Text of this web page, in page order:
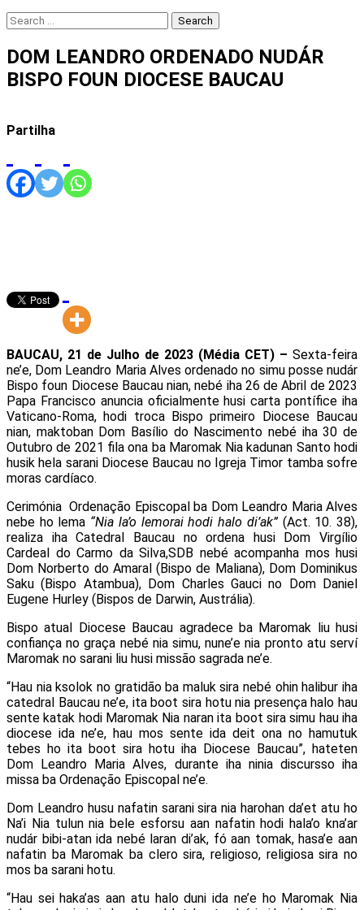
Search
for:
DOM LEANDRO ORDENADO NUDÁR
BISPO FOUN DIOCESE BAUCAU
Partilha
BAUCAU, 21 de Julho de 2023 (Média CET) – Sexta-feira
ne’e, Dom Leandro Maria Alves ordenado no simu posse nudár
Bispo foun Diocese Baucau nian, nebé iha 26 de Abril de 2023
Papa Francisco anuncia oficialmente husi carta pontífice iha
Vaticano-Roma, hodi troca Bispo primeiro Diocese Baucau
nian, maktoban Dom Basílio do Nascimento nebé iha 30 de
Outubro de 2021 fila ona ba Maromak Nia kadunan Santo hodi
husik hela sarani Diocese Baucau no Igreja Timor tamba sofre
moras cardíaco.
Cerimónia Ordenação Episcopal ba Dom Leandro Maria Alves
nebe ho lema “Nia la’o lemorai hodi halo di’ak”(Act. 10. 38),
realiza iha Catedral Baucau no ordena husi Dom Virgílio
Cardeal do Carmo da Silva,SDB nebé acompanha mos husi
Dom Norberto do Amaral (Bispo de Maliana), Dom Dominikus
Saku (Bispo Atambua), Dom Charles Gauci no Dom Daniel
Eugene Hurley (Bispos de Darwin, Austrália).
Bispo atual Diocese Baucau agradece ba Maromak liu husi
confiança no graça nebé nia simu, nune’e nia pronto atu serví
Maromak no sarani liu husi missão sagrada ne’e.
“Hau nia ksolok no gratidão ba maluk sira nebé ohin halibur iha
catedral Baucau ne’e, ita boot sira hotu nia presença halo hau
sente katak hodi Maromak Nia naran ita boot sira simu hau iha
diocese ida ne’e, hau mos sente ida deit ona no hamutuk
tebes ho ita boot sira hotu iha Diocese Baucau”, hateten
Dom Leandro Maria Alves, durante iha ninia discursso iha
missa ba Ordenação Episcopal ne’e.
Dom Leandro husu nafatin sarani sira nia harohan da’et atu ho
Na’i Nia tulun nia bele esforsu aan nafatin hodi hala’o kna’ar
nudár bibi-atan ida nebé laran di’ak, fó aan tomak, hasa’e aan
nafatin ba Maromak ba clero sira, religioso, religiosa sira no
mos ba sarani hotu.
“Hau sei haka’as aan atu halo duni ida ne’e ho Maromak Nia